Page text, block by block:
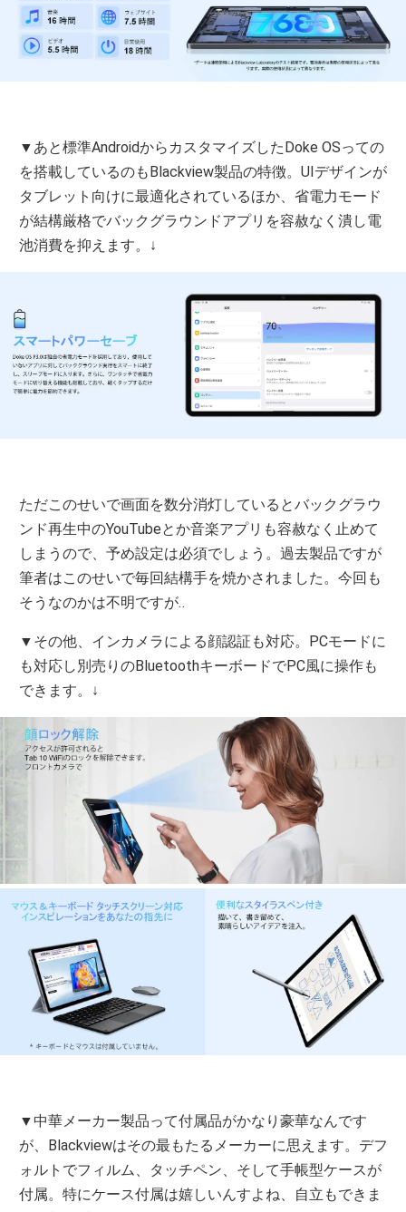
▼あと標準AndroidからカスタマイズしたDoke OSっての
を搭載しているのもBlackview製品の特徴。UIデザインが
タブレット向けに最適化されているほか、省電力モード
が結構厳格でバックグラウンドアプリを容赦なく潰し電
池消費を抑えます。↓
ただこのせいで画面を数分消灯しているとバックグラウ
ンド再生中のYouTubeとか音楽アプリも容赦なく止めて
しまうので、予め設定は必須でしょう。過去製品ですが
筆者はこのせいで毎回結構手を焼かされました。今回も
そうなのかは不明ですが‥
▼その他、インカメラによる顔認証も対応。PCモードに
も対応し別売りのBluetoothキーボードでPC風に操作も
できます。↓
▼中華メーカー製品って付属品がかなり豪華なんです
が、Blackviewはその最もたるメーカーに思えます。デフ
ォルトでフィルム、タッチペン、そして手帳型ケースが
付属。特にケース付属は嬉しいんすよね、自立もできま